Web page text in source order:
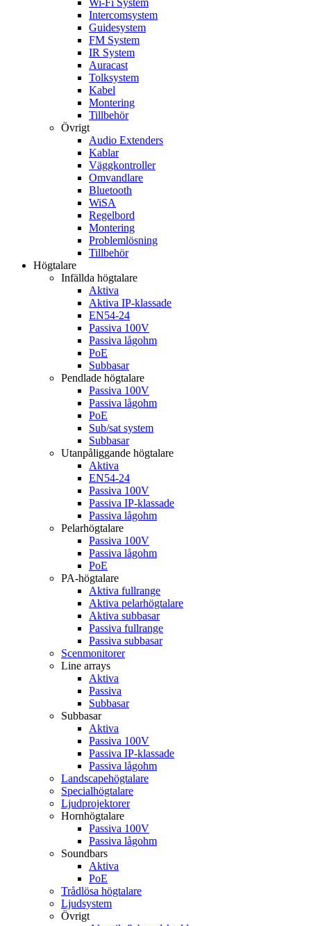
Wi-Fi System
Intercomsystem
Guidesystem
FM System
IR System
Auracast
Tolksystem
Kabel
Montering
Tillbehör
Övrigt
Audio Extenders
Kablar
Väggkontroller
Omvandlare
Bluetooth
WiSA
Regelbord
Montering
Problemlösning
Tillbehör
Högtalare
Infällda högtalare
Aktiva
Aktiva IP-klassade
EN54-24
Passiva 100V
Passiva lågohm
PoE
Subbasar
Pendlade högtalare
Passiva 100V
Passiva lågohm
PoE
Sub/sat system
Subbasar
Utanpåliggande högtalare
Aktiva
EN54-24
Passiva 100V
Passiva IP-klassade
Passiva lågohm
Pelarhögtalare
Passiva 100V
Passiva lågohm
PoE
PA-högtalare
Aktiva fullrange
Aktiva pelarhögtalare
Aktiva subbasar
Passiva fullrange
Passiva subbasar
Scenmonitorer
Line arrays
Aktiva
Passiva
Subbasar
Subbasar
Aktiva
Passiva 100V
Passiva IP-klassade
Passiva lågohm
Landscapehögtalare
Specialhögtalare
Ljudprojektorer
Hornhögtalare
Passiva 100V
Passiva lågohm
Soundbars
Aktiva
PoE
Trådlösa högtalare
Ljudsystem
Övrigt